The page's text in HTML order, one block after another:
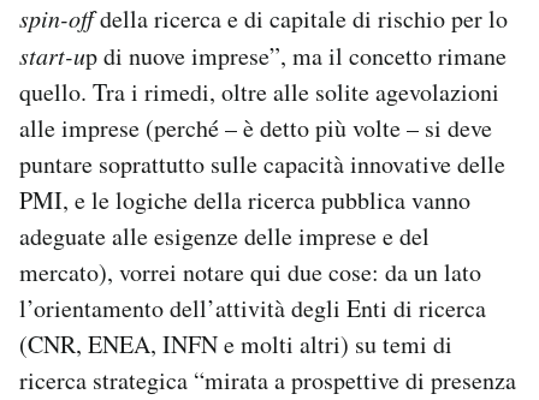
spin-offdella ricerca e di capitale di rischio per lo
start-up di nuove imprese”, ma il concetto rimane
quello. Tra i rimedi, oltre alle solite agevolazioni
alle imprese (perché – è detto più volte – si deve
puntare soprattutto sulle capacità innovative delle
PMI, e le logiche della ricerca pubblica vanno
adeguate alle esigenze delle imprese e del
mercato), vorrei notare qui due cose: da un lato
l’orientamento dell’attività degli Enti di ricerca
(CNR, ENEA, INFN e molti altri) su temi di
ricerca strategica “mirata a prospettive di presenza